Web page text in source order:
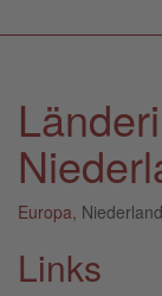
Europa ,
Links